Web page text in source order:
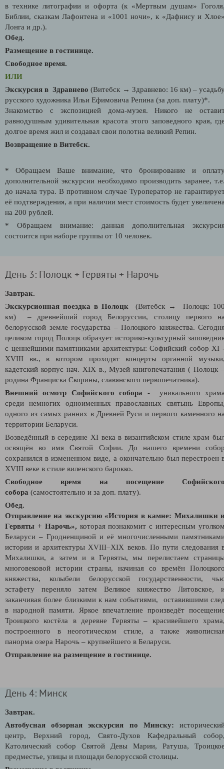
в технике литографии и офорта (к «Мертвым душам»
Библии, сказкам Лафонтена и «1001 ночи», к «Дафнису и
Лонга и др.).
Обед.
Размещение в гостинице.
Свободное время.
ИЛИ
Экскурсия в Здравнево (Витебск → Здравнево: 16 км) –
русского художника Ильи Ефимовича Репина (за доп. плату)*.
Знакомство с экспозицией дома-музея. Никого не
равнодушным удивительная красота этого заповедного края,
долгое время жил и создавал свои полотна великий Репин.
Возвращение в Витебск.
* Обращаем Ваше внимание, что бронирование и
дополнительной экскурсии необходимо производить заранее,
до начала тура. В противном случае Туроператор не
её подтверждения, а при наличии мест стоимость будет
на 200 рублей.
* Обращаем внимание: данная дополнительная
состоится при наборе группы от 10 человек.
День 3: Полоцк + Гервяты + Нарочь
Завтрак.
Экскурсионная поездка в Полоцк (Витебск → Полоцк:
км) – древнейший город Белоруссии, столицу первого
белорусской земле государства – Полоцкого княжества.
целиком город Полоцк образует историко-культурный
с ценнейшими памятниками архитектуры: Софийский собор XI
XVIII вв., в котором проходят концерты органной
кадетский корпус нач. XIX в., Музей книгопечатания ( Полоцк
родина Франциска Скорины, славянского первопечатника).
Внешний осмотр Софийского собора
- уникального
среди немногих одноименных православных святынь
одного из самых ранних в Древней Руси и первого каменного
территории Беларуси.
Возведённый в середине XI века в византийском стиле храм
освящён во имя Святой Софии. До нашего времени
сохранился в измененном виде, а окончательно был перестроен
XVIII веке в стиле виленского барокко.
Свободное время на посещение
собора (самостоятельно и за доп. плату).
Обед.
Отправление на экскурсию«История в камне: Михалишки
Гервяты + Нарочь», которая познакомит с интересным
Беларуси – Гродненщиной и её многочисленными
истории и архитектуры ХVІІІ–ХІХ веков. По пути следования
Михалишки, а затем и в Гервяты, мы перелистаем
многовековой истории страны, начиная со времён
княжества, колыбели белорусской государственности,
эстафету переняло затем Великое княжество Литовское,
заканчивая более близкими к нам событиями, оставившими
в народной памяти. Яркое впечатление произведёт
Троицкого костёла в деревне Гервяты – красивейшего
построенного в неоготическом стиле, а также
панорма озера Нарочь – крупнейшего в Беларуси.
Отправление на размещение в гостинице.
День 4: Минск
Завтрак.
Автобусная обзорная экскурсия по Минску:
центр, Верхний город, Свято-Духов Кафедральный
Католический собор Святой Девы Марии, Ратуша,
предместье, улицы и площади белорусской столицы.